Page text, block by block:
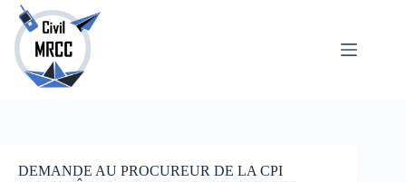
Passer
contenu
Aucun
Journal de
bord de la
DEMANDE AU PROCUREUR DE LA CPI